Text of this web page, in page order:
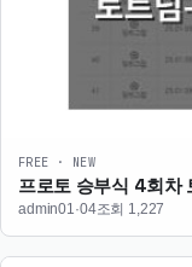
FREE · NEW
프로토 승부식 4회차
admin01·04조회 1,227